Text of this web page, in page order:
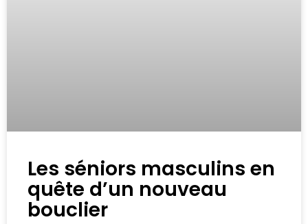
Les séniors masculins en
quête d’un nouveau
bouclier